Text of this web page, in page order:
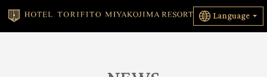
Language